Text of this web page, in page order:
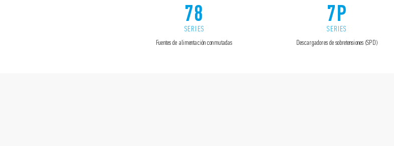
78
SERIES
Fuentes de alimentación conmutadas
7P
SERIES
Descargadores de sobretensiones (SPD)